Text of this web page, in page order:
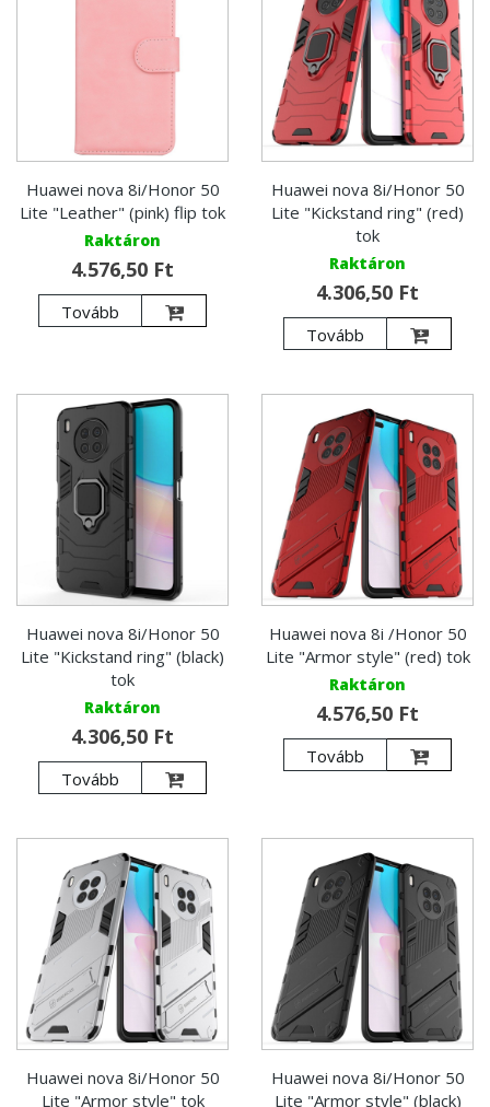
Huawei nova 8i/Honor 50
Lite "Leather" (pink) flip tok
Raktáron
4.576,50 Ft
Tovább
Huawei nova 8i/Honor 50
Lite "Kickstand ring" (red)
tok
Raktáron
4.306,50 Ft
Tovább
Huawei nova 8i/Honor 50
Lite "Kickstand ring" (black)
tok
Raktáron
4.306,50 Ft
Tovább
Huawei nova 8i /Honor 50
Lite "Armor style" (red) tok
Raktáron
4.576,50 Ft
Tovább
Huawei nova 8i/Honor 50
Lite "Armor style" tok
Huawei nova 8i/Honor 50
Lite "Armor style" (black)